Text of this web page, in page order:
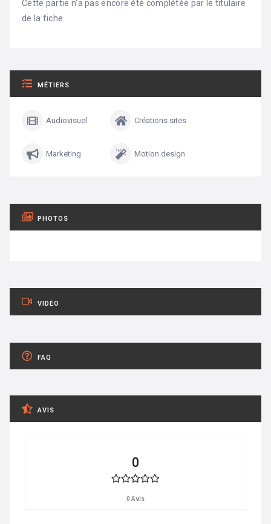
Cette partie n’a pas encore été complétée par le titulaire
de la fiche.
MÉTIERS
Audiovisuel Créations sites
Marketing Motion design
PHOTOS
VIDÉO
FAQ
AVIS
0
0 Avis